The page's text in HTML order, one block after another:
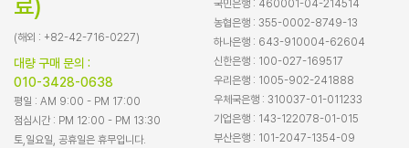
료)
(해외 : +82-42-716-0227)
대량 구매 문의 :
010-3428-0638
평일 : AM 9:00 - PM 17:00
점심시간 : PM 12:00 - PM 13:30
토,일요일, 공휴일은 휴무입니다.
국민은행 : 460001-04-214514
농협은행 : 355-0002-8749-13
하나은행 : 643-910004-62604
신한은행 : 100-027-169517
우리은행 : 1005-902-241888
우체국은행 : 310037-01-011233
기업은행 : 143-122078-01-015
부산은행 : 101-2047-1354-09